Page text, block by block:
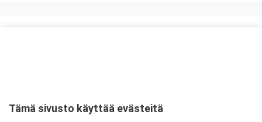
Tarkempi kartta ja ajo-ohjeet
Tämä sivusto käyttää evästeitä